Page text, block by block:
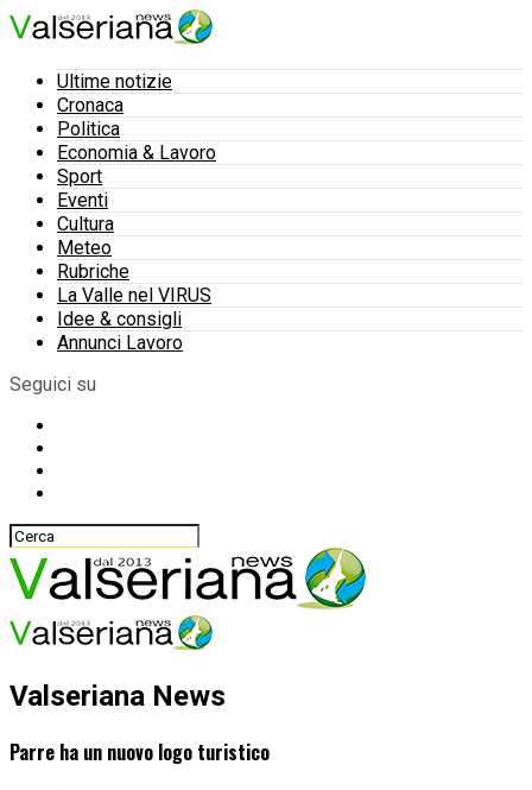
Ultime notizie
Cronaca
Politica
Economia & Lavoro
Sport
Eventi
Cultura
Meteo
Rubriche
La Valle nel VIRUS
Idee & consigli
Annunci Lavoro
Seguici su
Valseriana News
Parre ha un nuovo logo turistico